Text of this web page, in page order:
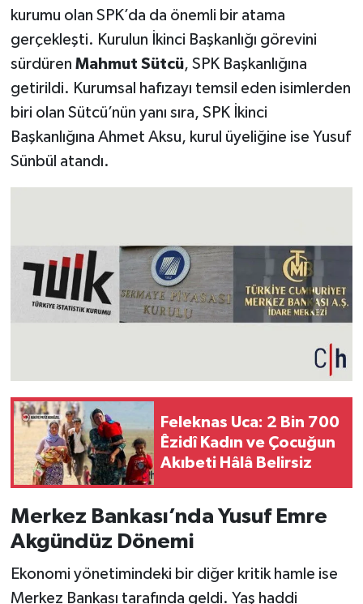
kurumu olan SPK’da da önemli bir atama
gerçekleşti. Kurulun İkinci Başkanlığı görevini
sürdüren Mahmut Sütcü, SPK Başkanlığına
getirildi. Kurumsal hafızayı temsil eden isimlerden
biri olan Sütcü’nün yanı sıra, SPK İkinci
Başkanlığına Ahmet Aksu, kurul üyeliğine ise Yusuf
Sünbül atandı.
Feleknas Uca: 2 Bin 700
Êzidî Kadın ve Çocuğun
Akıbeti Hâlâ Belirsiz
Merkez Bankası’nda Yusuf Emre
Akgündüz Dönemi
Ekonomi yönetimindeki bir diğer kritik hamle ise
Merkez Bankası tarafında geldi. Yaş haddi